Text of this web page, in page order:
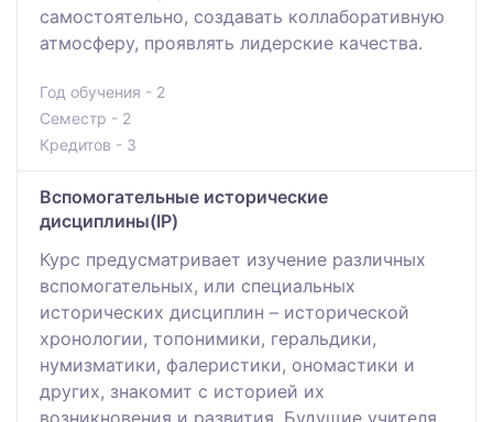
самостоятельно, создавать коллаборативную
атмосферу, проявлять лидерские качества.
Год обучения - 2
Семестр - 2
Кредитов - 3
Вспомогательные исторические
дисциплины(IP)
Курс предусматривает изучение различных
вспомогательных, или специальных
исторических дисциплин – исторической
хронологии, топонимики, геральдики,
нумизматики, фалеристики, ономастики и
других, знакомит с историей их
возникновения и развития. Будущие учителя